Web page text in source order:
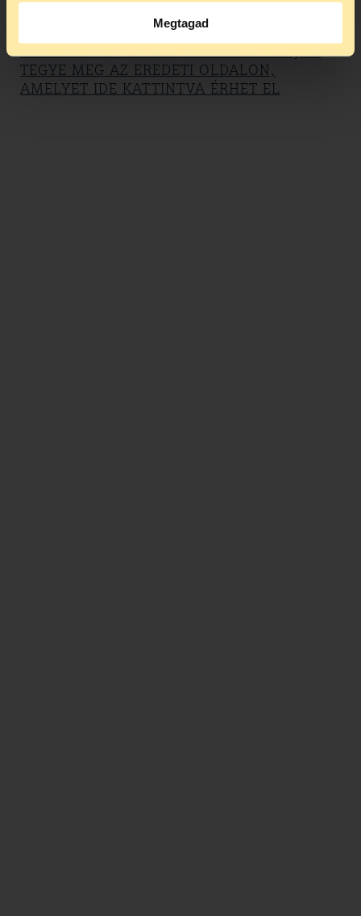
Megtagad
EZ A CIKK A DROGRIPORTEREN SZEREPLŐ
OLDAL MÁSOLATA. HA SZERETNE
HOZZÁSZÓLNI EHHEZ A CIKKHEZ KÉRJÜK
TEGYE MEG AZ EREDETI OLDALON,
AMELYET IDE KATTINTVA ÉRHET EL